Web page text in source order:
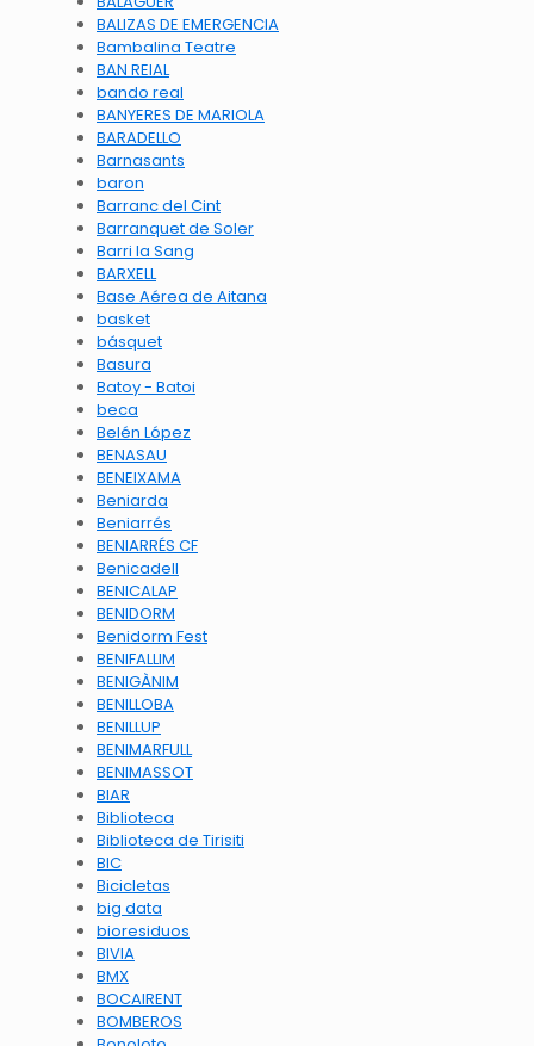
BALIZAS DE EMERGENCIA
Bambalina Teatre
BAN REIAL
bando real
BANYERES DE MARIOLA
BARADELLO
Barnasants
baron
Barranc del Cint
Barranquet de Soler
Barri la Sang
BARXELL
Base Aérea de Aitana
basket
básquet
Basura
Batoy - Batoi
beca
Belén López
BENASAU
BENEIXAMA
Beniarda
Beniarrés
BENIARRÉS CF
Benicadell
BENICALAP
BENIDORM
Benidorm Fest
BENIFALLIM
BENIGÀNIM
BENILLOBA
BENILLUP
BENIMARFULL
BENIMASSOT
BIAR
Biblioteca
Biblioteca de Tirisiti
BIC
Bicicletas
big data
bioresiduos
BIVIA
BMX
BOCAIRENT
BOMBEROS